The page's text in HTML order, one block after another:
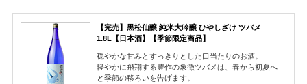
【完売】黒松仙醸 純米大吟醸 ひやしざけ ツバメ
1.8L【日本酒】【季節限定商品】
穏やかな甘みとすっきりとした口当たりのお酒。
軽やかに飛翔する豊作の象徴ツバメは、春から初夏へ
と季節の移ろいを告げます。